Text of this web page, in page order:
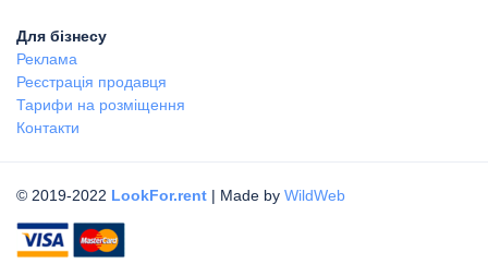
Для бізнесу
Реклама
Реєстрація продавця
Тарифи на розміщення
Контакти
© 2019-2022 LookFor.rent | Made by WildWeb